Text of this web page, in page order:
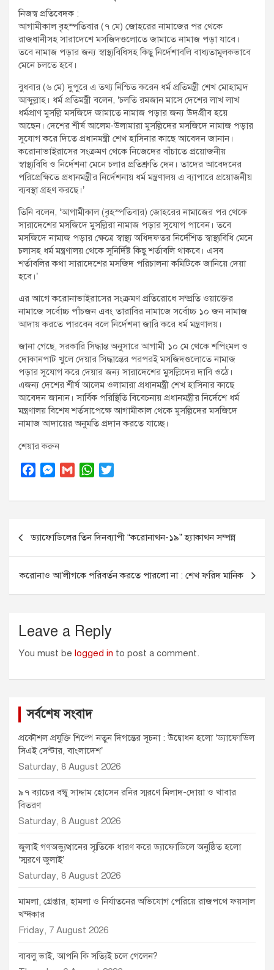
t
:
নিজস্ব প্রতিবেদক :
আগামীকাল বৃহস্পতিবার (৭ মে) জোহরের নামাজের পর থেকে
রাজধানীসহ সারাদেশে মসজিদগুলোতে জামাতে নামাজ পড়া যাবে।
তবে নামাজ পড়ার জন্য স্বাস্থ্যবিধিসহ কিছু নির্দেশাবলি বাধ্যতামূলকভাবে
মেনে চলতে হবে।
বুধবার (৬ মে) দুপুরে এ তথ্য নিশ্চিত করেন ধর্ম প্রতিমন্ত্রী শেখ মোহাম্মদ
আব্দুল্লাহ। ধর্ম প্রতিমন্ত্রী বলেন, ‘চলতি রমজান মাসে দেশের লাখ লাখ
ধর্মপ্রাণ মুসল্লি মসজিদে জামাতে নামাজ পড়ার জন্য উদগ্রীব হয়ে
আছেন। দেশের শীর্ষ আলেম-উলামারা মুসল্লিদের মসজিদে নামাজ পড়ার
সুযোগ করে দিতে প্রধানমন্ত্রী শেখ হাসিনার কাছে আবেদন জানান।
করোনাভাইরাসের সংক্রমণ থেকে নিজেদের বাঁচাতে প্রয়োজনীয়
স্বাস্থ্যবিধি ও নির্দেশনা মেনে চলার প্রতিশ্রুতি দেন। তাদের আবেদনের
পরিপ্রেক্ষিতে প্রধানমন্ত্রীর নির্দেশনায় ধর্ম মন্ত্রণালয় এ ব্যাপারে প্রয়োজনীয়
ব্যবস্থা গ্রহণ করছে।’
তিনি বলেন, ‘আগামীকাল (বৃহস্পতিবার) জোহরের নামাজের পর থেকে
সারাদেশের মসজিদে মুসল্লিরা নামাজ পড়ার সুযোগ পাবেন। তবে
মসজিদে নামাজ পড়ার ক্ষেত্রে স্বাস্থ্য অধিদফতর নির্দেশিত স্বাস্থ্যবিধি মেনে
চলাসহ ধর্ম মন্ত্রণালয় থেকে সুনির্দিষ্ট কিছু শর্তাবলি থাকবে। এসব
শর্তাবলির কথা সারাদেশের মসজিদ পরিচালনা কমিটিকে জানিয়ে দেয়া
হবে।’
এর আগে করোনাভাইরাসের সংক্রমণ প্রতিরোধে সম্প্রতি ওয়াক্তের
নামাজে সর্বোচ্চ পাঁচজন এবং তারাবির নামাজে সর্বোচ্চ ১০ জন নামাজ
আদায় করতে পারবেন বলে নির্দেশনা জারি করে ধর্ম মন্ত্রণালয়।
জানা গেছে, সরকারি সিদ্ধান্ত অনুসারে আগামী ১০ মে থেকে শপিংমল ও
দোকানপাট খুলে দেয়ার সিদ্ধান্তের পরপরই মসজিদগুলোতে নামাজ
পড়ার সুযোগ করে দেয়ার জন্য সারাদেশের মুসল্লিদের দাবি ওঠে।
এজন্য দেশের শীর্ষ আলেম ওলামারা প্রধানমন্ত্রী শেখ হাসিনার কাছে
আবেদন জানান। সার্বিক পরিস্থিতি বিবেচনায় প্রধানমন্ত্রীর নির্দেশে ধর্ম
মন্ত্রণালয় বিশেষ শর্তসাপেক্ষে আগামীকাল থেকে মুসল্লিদের মসজিদে
নামাজ আদায়ের অনুমতি প্রদান করতে যাচ্ছে।
শেয়ার করুন
c
o
o
k
M
s
n
g
e
G
a
W
a
A
p
p
i
e
r
navigation
ড্যাফোডিলের তিন দিনব্যাপী “করোনাথন-১৯” হ্যাকাথন সম্পন্ন
করোনাও আ’লীগকে পরিবর্তন করতে পারলো না : শেখ ফরিদ মানিক
Leave a Reply
You must be logged in to post a comment.
সর্বশেষ সংবাদ
প্রকৌশল প্রযুক্তি শিল্পে নতুন দিগন্তের সূচনা : উদ্বোধন হলো ‘ড্যাফোডিল
সিএই সেন্টার, বাংলাদেশ’
Saturday, 8 August 2026
৯৭ ব্যাচের বন্ধু সাদ্দাম হোসেন রনির স্মরণে মিলাদ-দোয়া ও খাবার
বিতরণ
Saturday, 8 August 2026
জুলাই গণঅভ্যুত্থানের স্মৃতিকে ধারণ করে ড্যাফোডিলে অনুষ্ঠিত হলো
‘স্মরণে জুলাই’
Saturday, 8 August 2026
মামলা, গ্রেপ্তার, হামলা ও নির্যাতনের অভিযোগ পেরিয়ে রাজপথে ফয়সাল
খন্দকার
Friday, 7 August 2026
বাবলু ভাই, আপনি কি সত্যিই চলে গেলেন?